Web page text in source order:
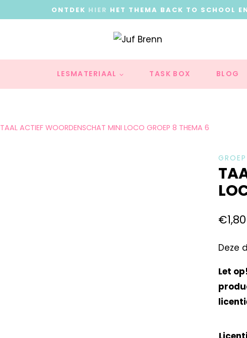
ONTDEK HIER HET THEMA BACK TO SCHOOL
LESMATERIAAL TASK BOX BLOG
TAAL ACTIEF WOORDENSCHAT MINI LOCO GROEP 8 THEMA 6
€1,80
Deze
Let